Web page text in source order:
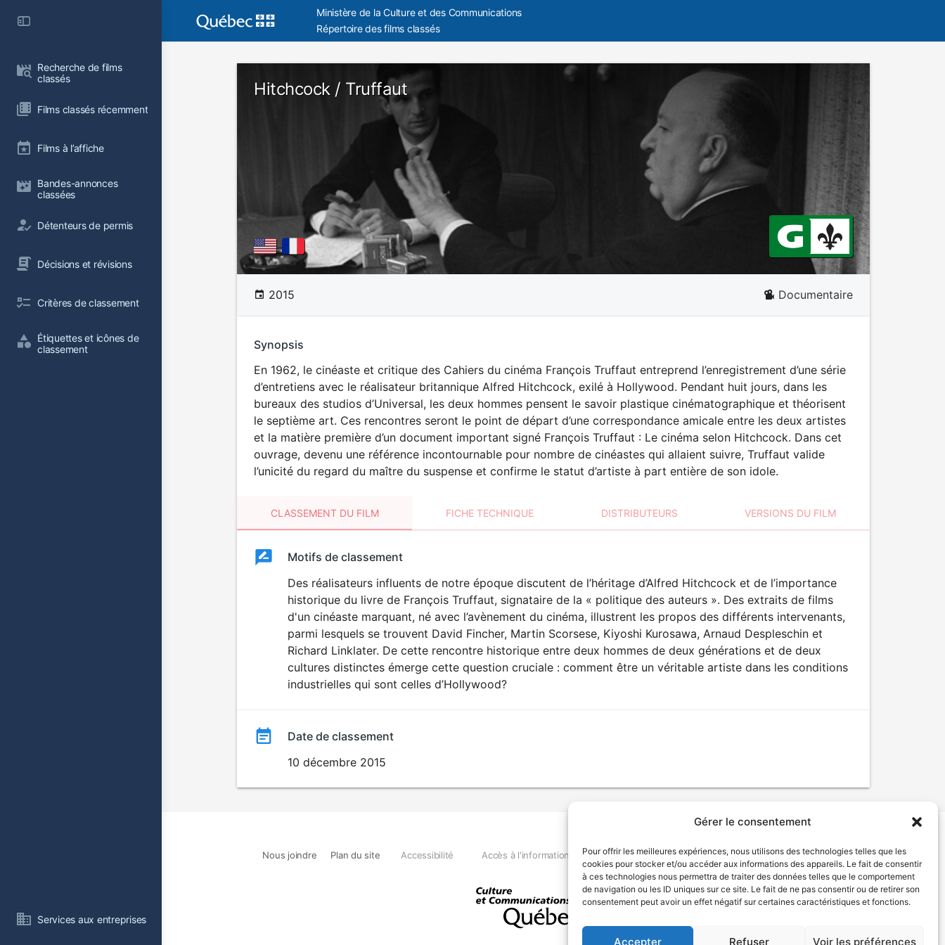
Gérer le consentement
Pour offrir les meilleures expériences, nous utilisons des technologies telles que les
cookies pour stocker et/ou accéder aux informations des appareils. Le fait de consentir
à ces technologies nous permettra de traiter des données telles que le comportement
de navigation ou les ID uniques sur ce site. Le fait de ne pas consentir ou de retirer son
consentement peut avoir un effet négatif sur certaines caractéristiques et fonctions.
Accepter Refuser Voir les préférences
Recherche de films
classés
Films classés récemment
Films à l’affiche
Bandes-annonces
classées
Détenteurs de permis
Décisions et révisions
Critères de classement
Étiquettes et icônes de
classement
Services aux entreprises
Ministère de la Culture et des Communications
Répertoire des films classés
Hitchcock / Truffaut
2015 Documentaire
Synopsis
En 1962, le cinéaste et critique des Cahiers du cinéma François Truffaut entreprend l’enregistrement d’une série
d’entretiens avec le réalisateur britannique Alfred Hitchcock, exilé à Hollywood. Pendant huit jours, dans les
bureaux des studios d’Universal, les deux hommes pensent le savoir plastique cinématographique et théorisent
le septième art. Ces rencontres seront le point de départ d’une correspondance amicale entre les deux artistes
et la matière première d’un document important signé François Truffaut : Le cinéma selon Hitchcock. Dans cet
ouvrage, devenu une référence incontournable pour nombre de cinéastes qui allaient suivre, Truffaut valide
l’unicité du regard du maître du suspense et confirme le statut d’artiste à part entière de son idole.
CLASSEMENT DU FILM FICHE TECHNIQUE DISTRIBUTEURS VERSIONS DU FILM
ClassementClassement
Motifs de classement
Des réalisateurs influents de notre époque discutent de l’héritage d’Alfred Hitchcock et de l’importance
historique du livre de François Truffaut, signataire de la « politique des auteurs ». Des extraits de films
d'un cinéaste marquant, né avec l’avènement du cinéma, illustrent les propos des différents intervenants,
parmi lesquels se trouvent David Fincher, Martin Scorsese, Kiyoshi Kurosawa, Arnaud Despleschin et
Richard Linklater. De cette rencontre historique entre deux hommes de deux générations et de deux
cultures distinctes émerge cette question cruciale : comment être un véritable artiste dans les conditions
industrielles qui sont celles d’Hollywood?
Date de classement
10 décembre 2015
Nous joindre Plan du site Accessibilité Accès à l'information Déclaration de services Politique de confidentialité